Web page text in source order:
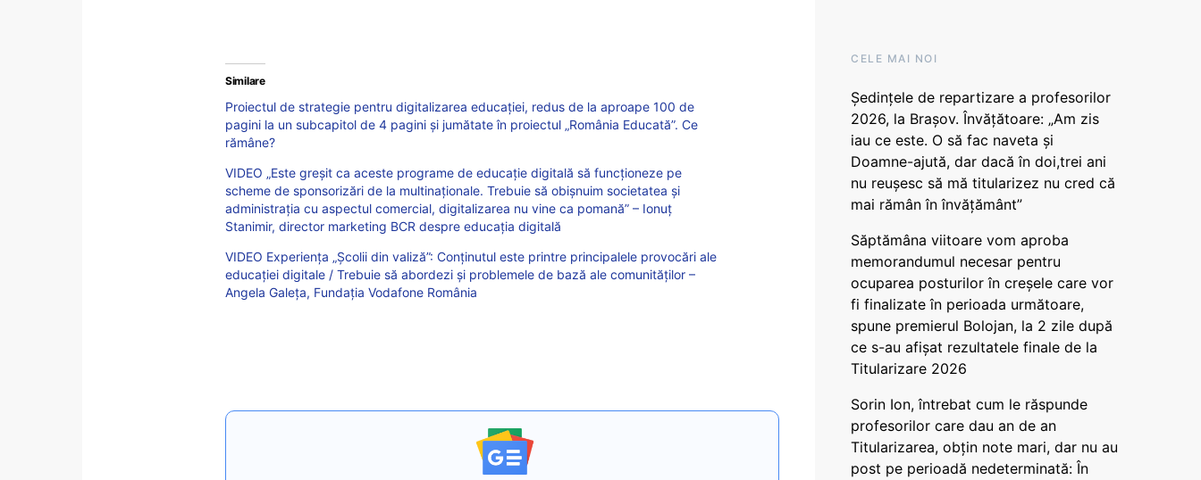
Similare
Proiectul de strategie pentru digitalizarea educației, redus de la aproape 100 de
pagini la un subcapitol de 4 pagini și jumătate în proiectul „România Educată”. Ce
rămâne?
VIDEO „Este greșit ca aceste programe de educație digitală să funcționeze pe
scheme de sponsorizări de la multinaționale. Trebuie să obișnuim societatea și
administrația cu aspectul comercial, digitalizarea nu vine ca pomană” – Ionuț
Stanimir, director marketing BCR despre educația digitală
VIDEO Experiența „Școlii din valiză”: Conținutul este printre principalele provocări ale
educației digitale / Trebuie să abordezi și problemele de bază ale comunităților –
Angela Galeța, Fundația Vodafone România
CELE MAI NOI
Ședințele de repartizare a profesorilor
2026, la Brașov. Învățătoare: „Am zis
iau ce este. O să fac naveta și
Doamne-ajută, dar dacă în doi,trei ani
nu reușesc să mă titularizez nu cred că
mai rămân în învățământ”
Săptămâna viitoare vom aproba
memorandumul necesar pentru
ocuparea posturilor în creșele care vor
fi finalizate în perioada următoare,
spune premierul Bolojan, la 2 zile după
ce s-au afișat rezultatele finale de la
Titularizare 2026
Sorin Ion, întrebat cum le răspunde
profesorilor care dau an de an
Titularizarea, obțin note mari, dar nu au
post pe perioadă nedeterminată: În